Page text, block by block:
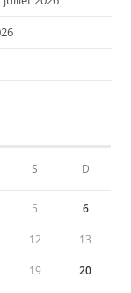
S D
5 6
12 13
19 20